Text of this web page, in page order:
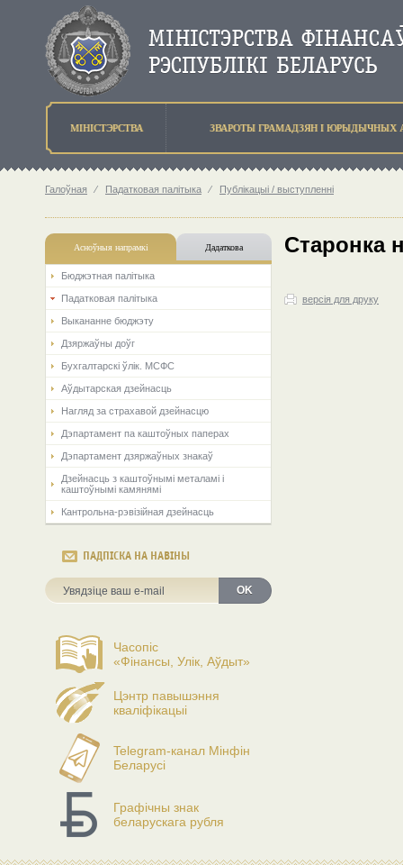
МIНIСТЭРСТВА ЗВАРОТЫ ГРАМАДЗЯН I ЮРЫДЫЧНЫХ
Галоўная ⁄ Падатковая палітыка ⁄ Публікацыі / выступленні
Асноўныя напрамкi Дадаткова
Бюджэтная палiтыка
Падатковая палітыка
Выкананне бюджэту
Дзяржаўны доўг
Бухгалтарскі ўлік. МСФС
Аўдытарская дзейнасць
Нагляд за страхавой дзейнасцю
Дэпартамент па каштоўных паперах
Дэпартамент дзяржаўных знакаў
Дзейнасць з каштоўнымі металамі і
каштоўнымі камянямі
Кантрольна-рэвізійная дзейнасць
ПАДПІСКА НА НАВІНЫ
OK
Часопіс
«Фінансы, Улік, Аўдыт»
Цэнтр павышэння
кваліфікацыі
Telegram-канал Мінфін
Беларусі
Графічны знак
беларускага рубля
Старонка
версія для друку